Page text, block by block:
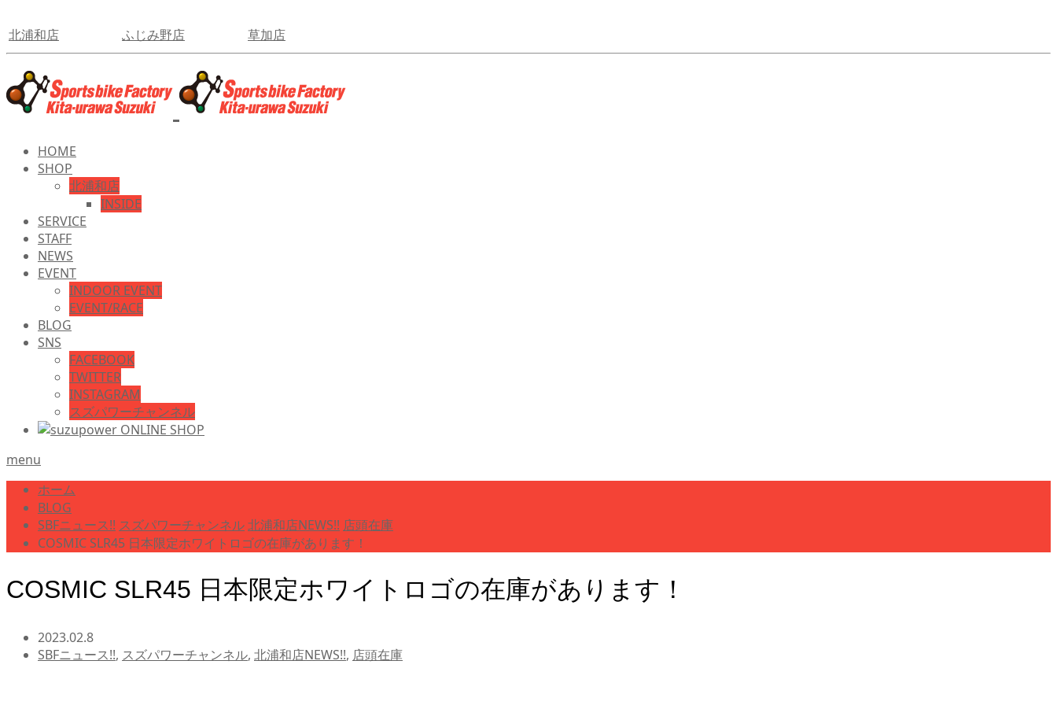
北浦和店 ふじみ野店 草加店
HOME
SHOP
北浦和店
INSIDE
SERVICE
STAFF
NEWS
EVENT
INDOOR EVENT
EVENT/RACE
BLOG
SNS
FACEBOOK
TWITTER
INSTAGRAM
スズパワーチャンネル
menu
ホーム
BLOG
SBFニュース!! スズパワーチャンネル北浦和店NEWS!! 店頭在庫
COSMIC SLR45 日本限定ホワイトロゴの在庫があります！
COSMIC SLR45 日本限定ホワイトロゴの在庫があります！
2023.02.8
SBFニュース!!, スズパワーチャンネル, 北浦和店NEWS!!, 店頭在庫